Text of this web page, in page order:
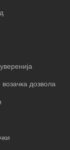
дозвола